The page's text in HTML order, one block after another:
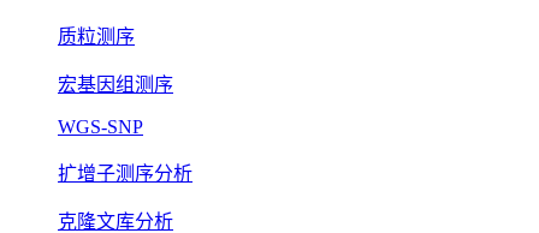
质粒测序
宏基因组测序
WGS-SNP
扩增子测序分析
克隆文库分析